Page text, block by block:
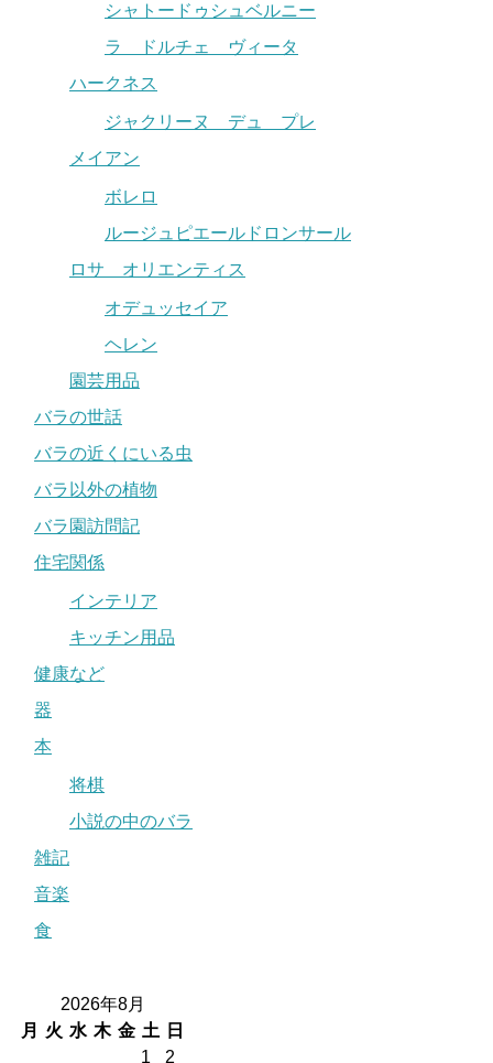
シャトードゥシュベルニー
ラ ドルチェ ヴィータ
ハークネス
ジャクリーヌ デュ プレ
メイアン
ボレロ
ルージュピエールドロンサール
ロサ オリエンティス
オデュッセイア
ヘレン
園芸用品
バラの世話
バラの近くにいる虫
バラ以外の植物
バラ園訪問記
住宅関係
インテリア
キッチン用品
健康など
器
本
将棋
小説の中のバラ
雑記
音楽
食
2026年8月
月
火 水 木 金 土
日
1
2